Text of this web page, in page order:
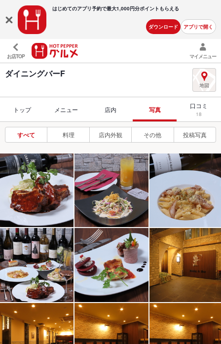
はじめてのアプリ予約で最大1,000円分ポイントもらえる
ダウンロード アプリで開く
お店TOP マイメニュー
ダイニングバーF
トップ メニュー 店内 写真 口コミ
18
すべて 料理 店内外観 その他 投稿写真